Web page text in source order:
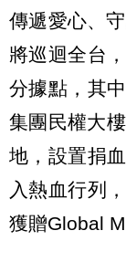
傳遞愛心、
將巡迴全台
分據點，其
集團民權大
地，設置捐
入熱血行列
獲贈Global